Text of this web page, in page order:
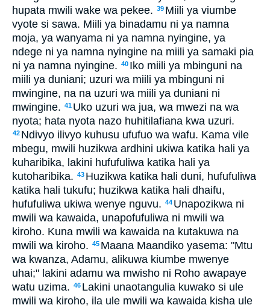
hupata mwili wake wa pekee. 39 Miili ya viumbe
vyote si sawa. Miili ya binadamu ni ya namna
moja, ya wanyama ni ya namna nyingine, ya
ndege ni ya namna nyingine na miili ya samaki pia
ni ya namna nyingine. 40 Iko miili ya mbinguni na
miili ya duniani; uzuri wa miili ya mbinguni ni
mwingine, na na uzuri wa miili ya duniani ni
mwingine. 41 Uko uzuri wa jua, wa mwezi na wa
nyota; hata nyota nazo huhitilafiana kwa uzuri.
42 Ndivyo ilivyo kuhusu ufufuo wa wafu. Kama vile
mbegu, mwili huzikwa ardhini ukiwa katika hali ya
kuharibika, lakini hufufuliwa katika hali ya
kutoharibika. 43 Huzikwa katika hali duni, hufufuliwa
katika hali tukufu; huzikwa katika hali dhaifu,
hufufuliwa ukiwa wenye nguvu. 44 Unapozikwa ni
mwili wa kawaida, unapofufuliwa ni mwili wa
kiroho. Kuna mwili wa kawaida na kutakuwa na
mwili wa kiroho. 45 Maana Maandiko yasema: "Mtu
wa kwanza, Adamu, alikuwa kiumbe mwenye
uhai;" lakini adamu wa mwisho ni Roho awapaye
watu uzima. 46 Lakini unaotangulia kuwako si ule
mwili wa kiroho, ila ule mwili wa kawaida kisha ule